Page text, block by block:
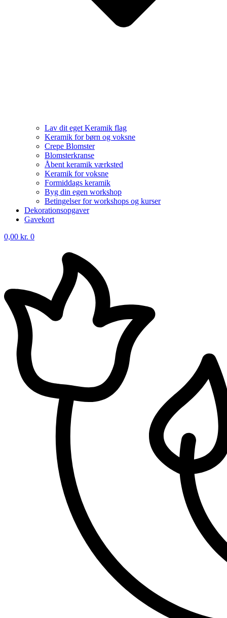
Lav dit eget Keramik flag
Keramik for børn og voksne
Crepe Blomster
Blomsterkranse
Åbent keramik værksted
Keramik for voksne
Formiddags keramik
Byg din egen workshop
Betingelser for workshops og kurser
Dekorationsopgaver
Gavekort
0,00 kr. 0